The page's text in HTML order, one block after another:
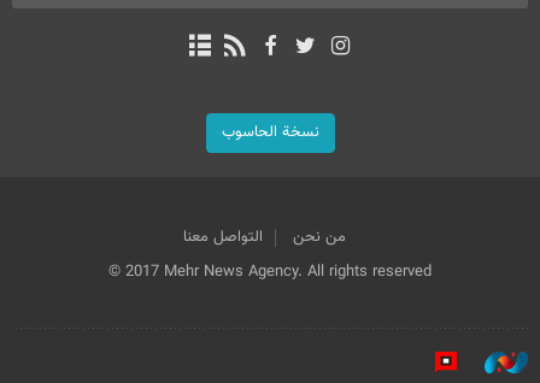
نسخة الحاسوب
من نحن
التواصل معنا
© 2017 Mehr News Agency. All rights reserved